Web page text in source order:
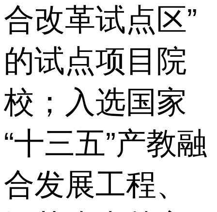
合改革试点区”
的试点项目院
校；入选国家
“十三五”产教融
合发展工程、